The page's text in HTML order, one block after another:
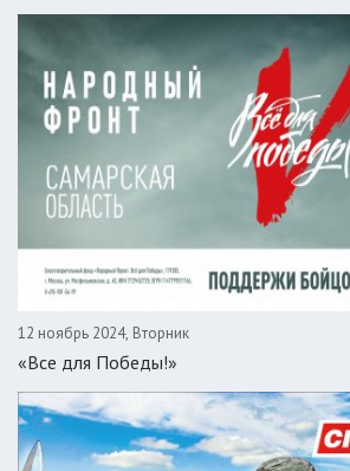
12 ноябрь 2024, Вторник
«Все для Победы!»